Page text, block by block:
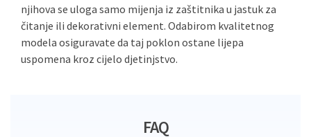
njihova se uloga samo mijenja iz zaštitnika u jastuk za
čitanje ili dekorativni element. Odabirom kvalitetnog
modela osiguravate da taj poklon ostane lijepa
uspomena kroz cijelo djetinjstvo.
FAQ